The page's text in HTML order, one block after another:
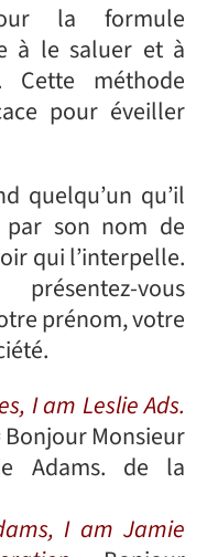
la formule
à le saluer et à
Cette méthode
pour éveiller
quelqu’un qu’il
par son nom de
qui l’interpelle.
vous
prénom, votre
I am Leslie Ads.
Bonjour Monsieur
Adams. de la
I am Jamie